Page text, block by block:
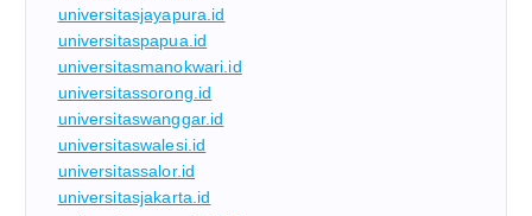
universitasjayapura.id
universitaspapua.id
universitasmanokwari.id
universitassorong.id
universitaswanggar.id
universitaswalesi.id
universitassalor.id
universitasjakarta.id